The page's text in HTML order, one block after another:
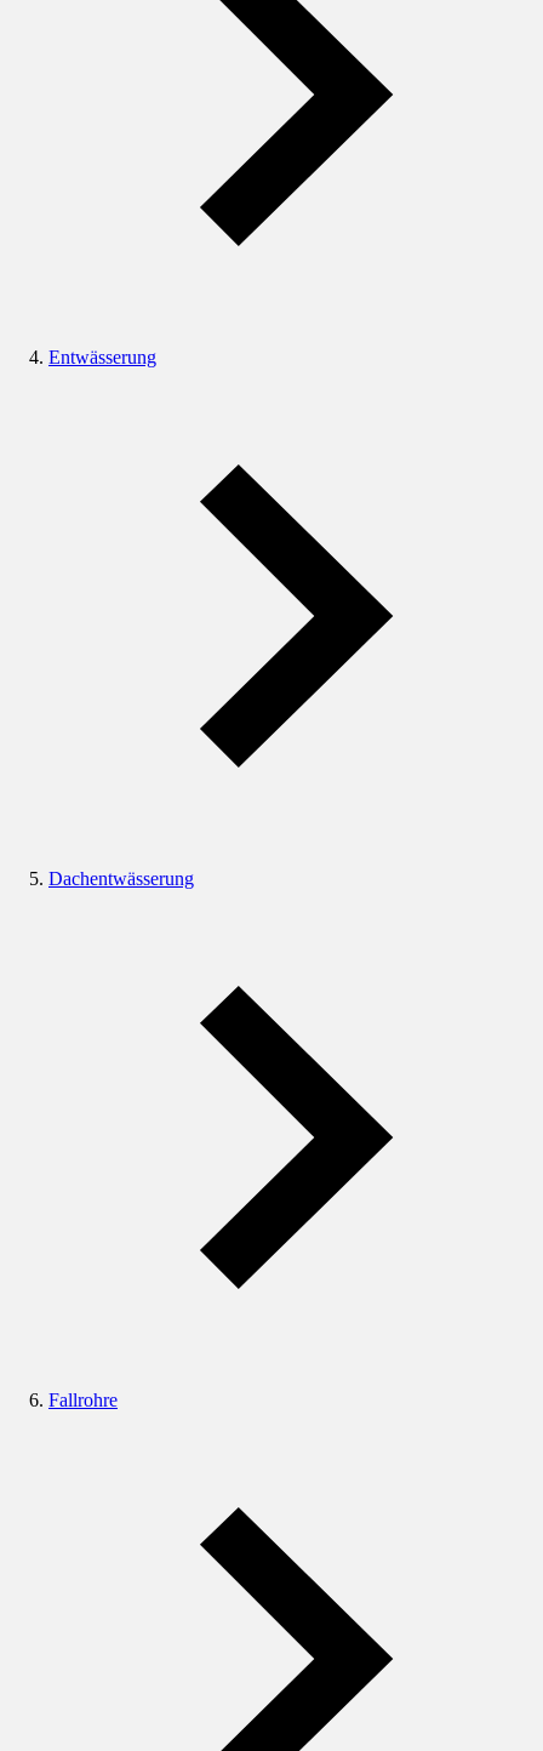
Entwässerung
Dachentwässerung
Fallrohre